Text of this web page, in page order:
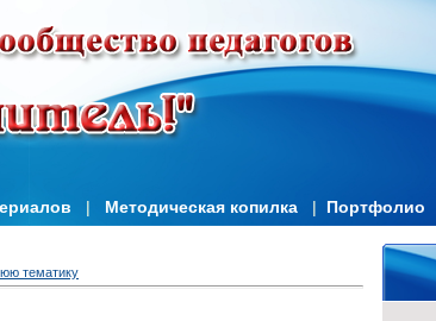
| Методическая копилка | Портфолио
тематику